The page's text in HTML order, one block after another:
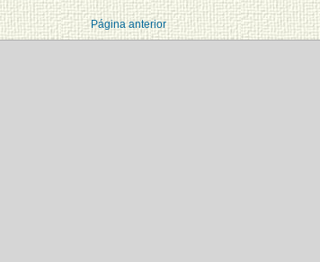
Página anterior